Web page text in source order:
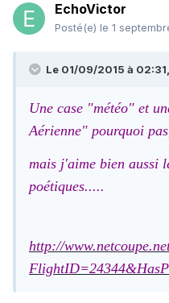
EchoVictor
Posté(e) le 1
Le 01/09/2015 à
Une case "météo" et
Aérienne" pourquoi
mais j'aime bien aussi
poétiques.....
http://